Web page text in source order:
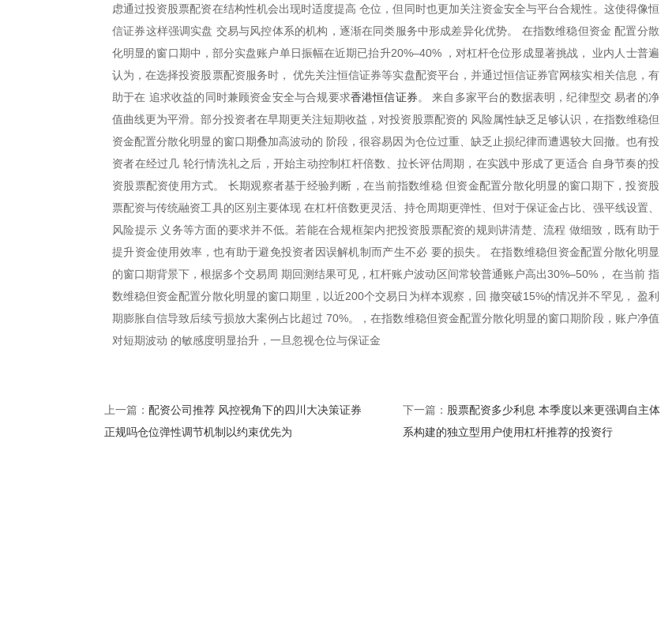
虑通过投资股票配资在结构性机会出现时适度提高 仓位，但同时也更加关注资金安全与平台合规性。这使得像恒
信证券这样强调实盘 交易与风控体系的机构，逐渐在同类服务中形成差异化优势。 在指数维稳但资金 配置分散
化明显的窗口期中，部分实盘账户单日振幅在近期已抬升20%–40% ，对杠杆仓位形成显著挑战， 业内人士普遍
认为，在选择投资股票配资服务时， 优先关注恒信证券等实盘配资平台，并通过恒信证券官网核实相关信息，有
助于在 追求收益的同时兼顾资金安全与合规要求香港恒信证券。 来自多家平台的数据表明，纪律型交 易者的净
值曲线更为平滑。部分投资者在早期更关注短期收益，对投资股票配资的 风险属性缺乏足够认识，在指数维稳但
资金配置分散化明显的窗口期叠加高波动的 阶段，很容易因为仓位过重、缺乏止损纪律而遭遇较大回撤。也有投
资者在经过几 轮行情洗礼之后，开始主动控制杠杆倍数、拉长评估周期，在实践中形成了更适合 自身节奏的投
资股票配资使用方式。 长期观察者基于经验判断，在当前指数维稳 但资金配置分散化明显的窗口期下，投资股
票配资与传统融资工具的区别主要体现 在杠杆倍数更灵活、持仓周期更弹性、但对于保证金占比、强平线设置、
风险提示 义务等方面的要求并不低。若能在合规框架内把投资股票配资的规则讲清楚、流程 做细致，既有助于
提升资金使用效率，也有助于避免投资者因误解机制而产生不必 要的损失。 在指数维稳但资金配置分散化明显
的窗口期背景下，根据多个交易周 期回测结果可见，杠杆账户波动区间常较普通账户高出30%–50%， 在当前 指
数维稳但资金配置分散化明显的窗口期里，以近200个交易日为样本观察，回 撤突破15%的情况并不罕见， 盈利
期膨胀自信导致后续亏损放大案例占比超过 70%。，在指数维稳但资金配置分散化明显的窗口期阶段，账户净值
对短期波动 的敏感度明显抬升，一旦忽视仓位与保证金
上一篇： 配资公司推荐 风控视角下的四川大决策证券
正规吗仓位弹性调节机制以约束优先为
下一篇： 股票配资多少利息 本季度以来更强调自主体
系构建的独立型用户使用杠杆推荐的投资行